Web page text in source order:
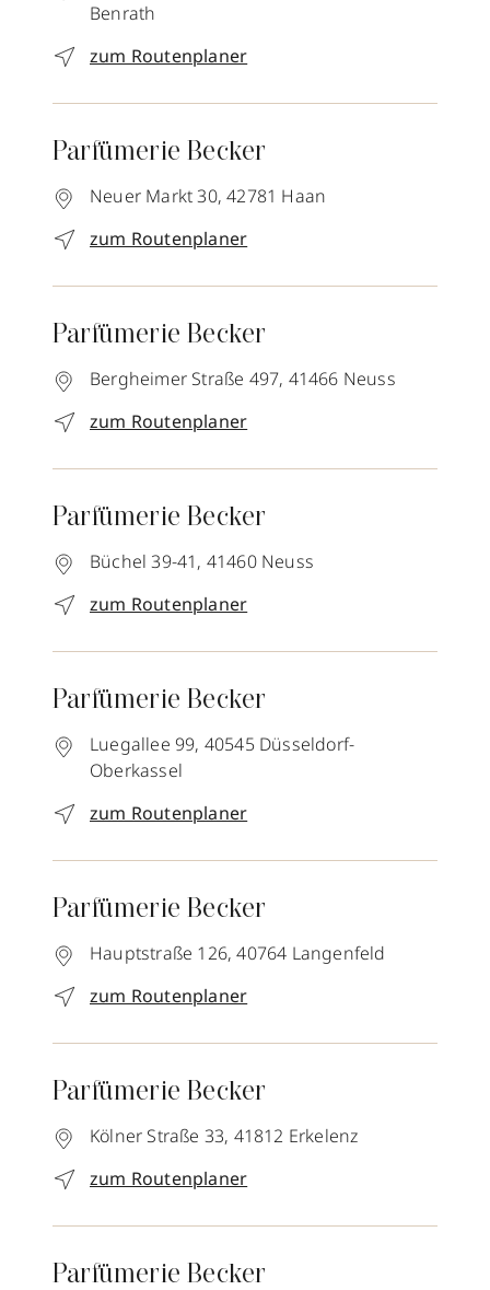
Benrath
zum Routenplaner
Parfümerie Becker
Neuer Markt 30, 42781 Haan
zum Routenplaner
Parfümerie Becker
Bergheimer Straße 497, 41466 Neuss
zum Routenplaner
Parfümerie Becker
Büchel 39-41, 41460 Neuss
zum Routenplaner
Parfümerie Becker
Luegallee 99, 40545 Düsseldorf-
Oberkassel
zum Routenplaner
Parfümerie Becker
Hauptstraße 126, 40764 Langenfeld
zum Routenplaner
Parfümerie Becker
Kölner Straße 33, 41812 Erkelenz
zum Routenplaner
Parfümerie Becker